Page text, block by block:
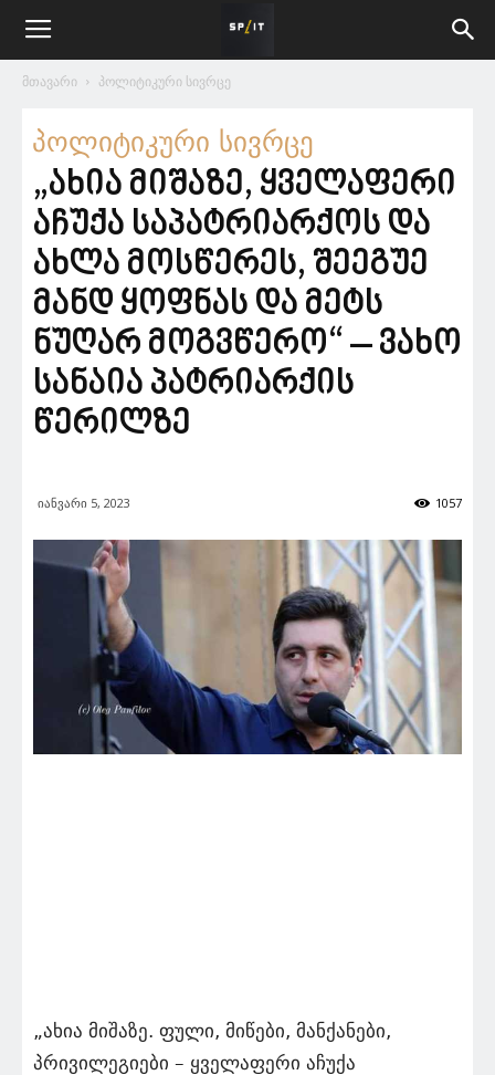
მთავარი პოლიტიკური სივრცე
პოლიტიკური სივრცე
„ახია მიშაზე, ყველაფერი
აჩუქა საპატრიარქოს და
ახლა მოსწერეს, შეეგუე
მანდ ყოფნას და მეტს
ნუღარ მოგვწერო“ – ვახო
სანაია პატრიარქის
წერილზე
იანვარი 5, 2023 1057
„ახია მიშაზე. ფული, მიწები, მანქანები,
პრივილეგიები – ყველაფერი აჩუქა